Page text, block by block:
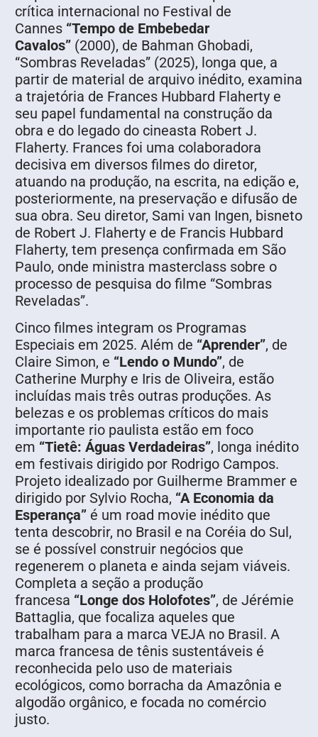
crítica internacional no Festival de
Cannes “Tempo de Embebedar
Cavalos” (2000), de Bahman Ghobadi,
“Sombras Reveladas” (2025), longa que, a
partir de material de arquivo inédito, examina
a trajetória de Frances Hubbard Flaherty e
seu papel fundamental na construção da
obra e do legado do cineasta Robert J.
Flaherty. Frances foi uma colaboradora
decisiva em diversos filmes do diretor,
atuando na produção, na escrita, na edição e,
posteriormente, na preservação e difusão de
sua obra. Seu diretor, Sami van Ingen, bisneto
de Robert J. Flaherty e de Francis Hubbard
Flaherty, tem presença confirmada em São
Paulo, onde ministra masterclass sobre o
processo de pesquisa do filme “Sombras
Reveladas”.
Cinco filmes integram os Programas
Especiais em 2025. Além de “Aprender”, de
Claire Simon, e “Lendo o Mundo”, de
Catherine Murphy e Iris de Oliveira, estão
incluídas mais três outras produções. As
belezas e os problemas críticos do mais
importante rio paulista estão em foco
em “Tietê: Águas Verdadeiras”, longa inédito
em festivais dirigido por Rodrigo Campos.
Projeto idealizado por Guilherme Brammer e
dirigido por Sylvio Rocha, “A Economia da
Esperança” é um road movie inédito que
tenta descobrir, no Brasil e na Coréia do Sul,
se é possível construir negócios que
regenerem o planeta e ainda sejam viáveis.
Completa a seção a produção
francesa “Longe dos Holofotes”, de Jérémie
Battaglia, que focaliza aqueles que
trabalham para a marca VEJA no Brasil. A
marca francesa de tênis sustentáveis é
reconhecida pelo uso de materiais
ecológicos, como borracha da Amazônia e
algodão orgânico, e focada no comércio
justo.